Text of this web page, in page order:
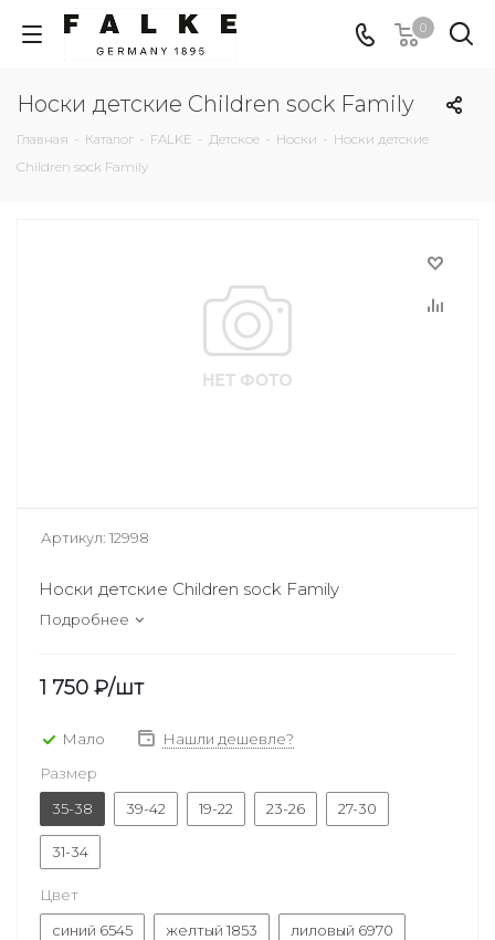
0
Носки детские Children sock Family
Главная - Каталог - FALKE - Детское - Носки - Носки детские
Children sock Family
Артикул: 12998
Носки детские Children sock Family
Подробнее
1 750 ₽/шт
Мало
Нашли дешевле?
Размер
35-38
39-42 19-22 23-26 27-30
31-34
Цвет
синий 6545
желтый 1853 лиловый 6970